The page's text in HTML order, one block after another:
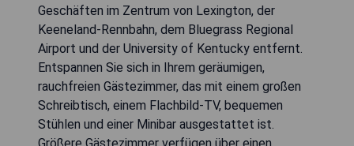
Geschäften im Zentrum von Lexington, der
Keeneland-Rennbahn, dem Bluegrass Regional
Airport und der University of Kentucky entfernt.
Entspannen Sie sich in Ihrem geräumigen,
rauchfreien Gästezimmer, das mit einem großen
Schreibtisch, einem Flachbild-TV, bequemen
Stühlen und einer Minibar ausgestattet ist.